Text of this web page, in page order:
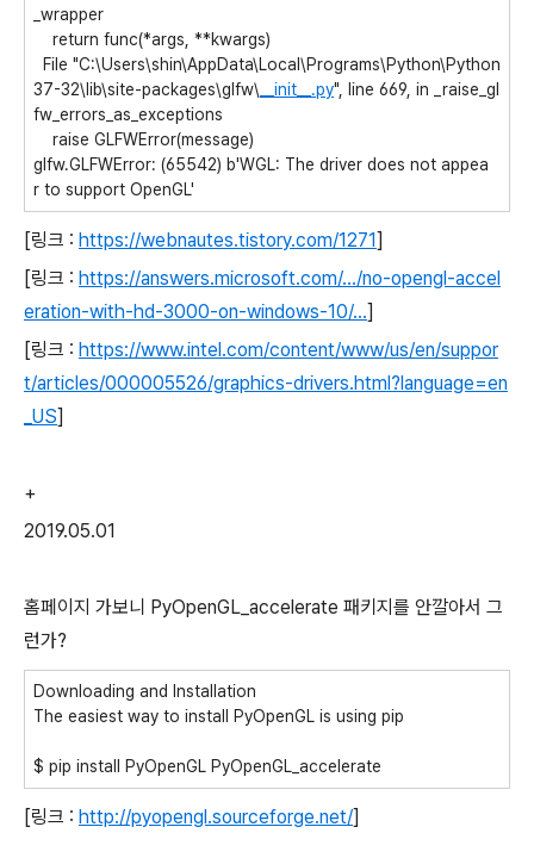
_wrapper
return func(*args, **kwargs)
File "C:\Users\shin\AppData\Local\Programs\Python\Python
37-32\lib\site-packages\glfw\ __init__.py", line 669, in _raise_gl
fw_errors_as_exceptions
raise GLFWError(message)
glfw.GLFWError: (65542) b'WGL: The driver does not appea
r to support OpenGL'
[링크 : https://webnautes.tistory.com/1271]
[링크 : https://answers.microsoft.com/.../no-opengl-accel
eration-with-hd-3000-on-windows-10/...]
[링크 : https://www.intel.com/content/www/us/en/suppor
t/articles/000005526/graphics-drivers.html?language=en
_US]
+
2019.05.01
홈페이지 가보니 PyOpenGL_accelerate 패키지를 안깔아서 그
런가?
Downloading and Installation
The easiest way to install PyOpenGL is using pip
$ pip install PyOpenGL PyOpenGL_accelerate
[링크 : http://pyopengl.sourceforge.net/]